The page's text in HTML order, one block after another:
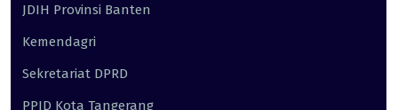
JDIH Provinsi Banten
Kemendagri
Sekretariat DPRD
PPID Kota Tangerang